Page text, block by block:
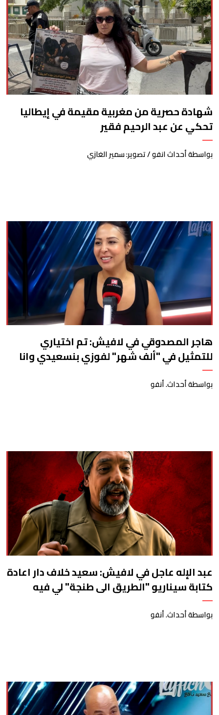
شهادة حصرية من مغربية مقيمة في إيطاليا
تحكي عن عبد الرحيم فقير
بواسطة أحداث انفو / تصوير: سمير الغازي
هاجر المصدوقي في لافيش: تم اختياري
للتمثيل في "ألف شهر" لفوزي بنسعيدي وانا
مزال فالسنة الثانية من "ليزاداك" وسقطوني
داك العام بالرغم من ان الفيلم مشيت بيه لـ"
بواسطة أحداث. أنفو
عبد الإله عاجل في لافيش: سعيد خلاف دار اعادة
كتابة سيناريو "الطريق الى طنجة" لي فيه
شخصية الشارجان عيسى، وقلت ليه غير اكتب
واعتمد على النكتة الحدث وكوميديا المواقف،
بواسطة أحداث. أنفو